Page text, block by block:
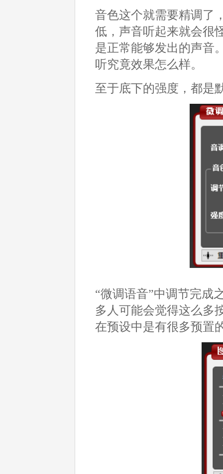
音色这个就需要精调了
低，声音听起来就会很
是正常能够发出的声音
听究竟效果怎么样。
至于底下的强度，都是
“微调语音”中调节完成
多人可能会觉得这么多
在预设中是有很多预置